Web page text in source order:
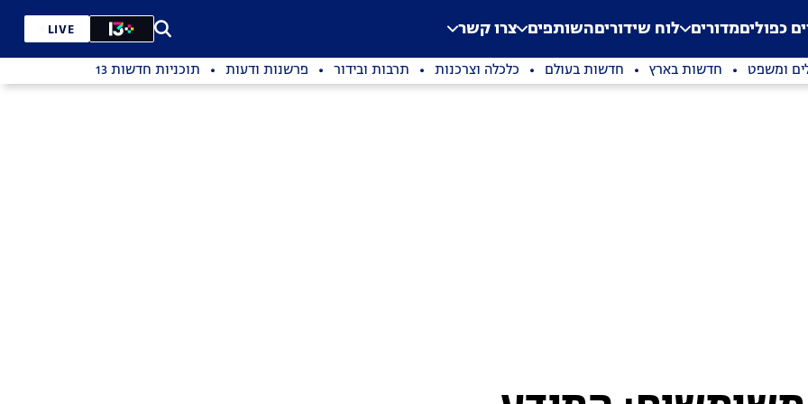
Application error: a
. כפוליםמדורים לוח שידוריםהשותפים צרו קשר LIVE
ומשפט חדשות בארץ חדשות בעולם כלכלה וצרכנות תרבות ובידור פרשנות ודעות תוכניות חדשות 13